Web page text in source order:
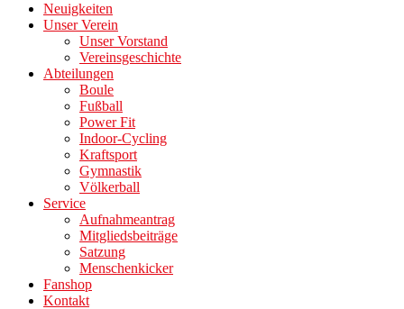
Neuigkeiten
Unser Verein
Unser Vorstand
Vereinsgeschichte
Abteilungen
Boule
Fußball
Power Fit
Indoor-Cycling
Kraftsport
Gymnastik
Völkerball
Service
Aufnahmeantrag
Mitgliedsbeiträge
Satzung
Menschenkicker
Fanshop
Kontakt